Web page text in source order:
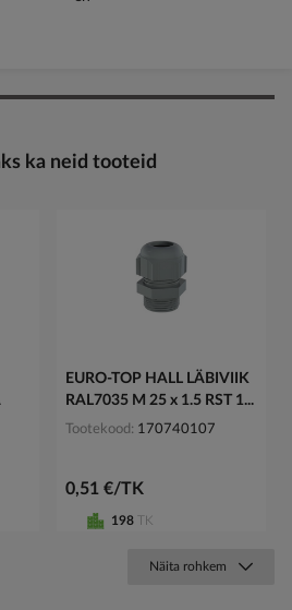
ka neid tooteid
EURO-TOP HALL LÄBIVIIK
RAL7035 M 25 x 1.5 RST 1...
Tootekood 170740107
0,51 €/TK
198 TK
Näita rohkem